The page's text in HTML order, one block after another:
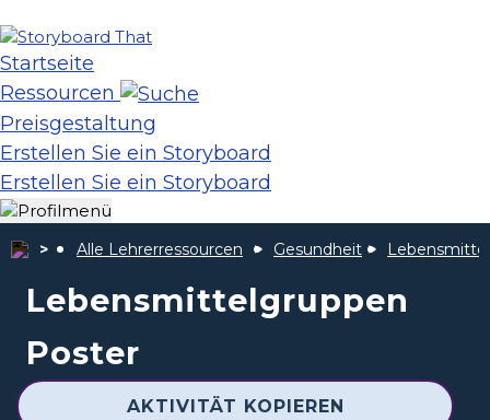
Startseite
Ressourcen
Preisgestaltung
Erstellen Sie ein Storyboard
Erstellen Sie ein Storyboard
Alle Lehrerressourcen Gesundheit
Lebensmittelgruppen
Poster
AKTIVITÄT KOPIEREN